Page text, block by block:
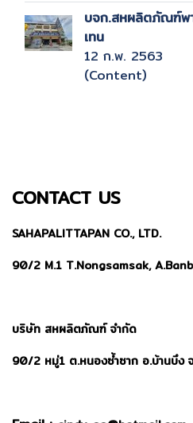
บจก.สหผลิตภัณฑ์พ
เทน
12 ก.พ. 2563
(Content)
CONTACT US
SAHAPALITTAPAN CO., LTD.
90/2 M.1 T.Nongsamsak,
บริษัท สหผลิตภัณฑ์ จำกัด
90/2 หมู่1 ต.หนองซ้ำซาก อ.บ้านบึง